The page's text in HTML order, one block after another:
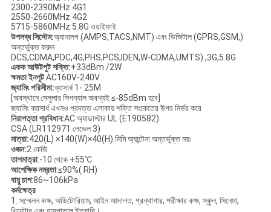
2300-2390MHz 4G1
2550-2660MHz 4G2
5715-5860MHz 5.8G ওয়াইফাই
উপলব্ধ সিস্টেম:অ্যানালগ (AMPS,TACS,NMT) এবং ডিজিটাল (GPRS,GSM,)
অন্তর্ভুক্ত করুন
DCS,CDMA,PDC,4G,PHS,PCS,IDEN,W-CDMA,UMTS) ,3G,5.8G
একক আউটপুট শক্তি:+33dBm /2W
ক্ষমতা ইনপুট:AC160V-240V
জ্যামিং পরিসীমা:ব্যাসার্ধ 1- 25M
[অবস্থানে সেলুলার সিগন্যাল অবশ্যই ≤-85dBm হবে]
জ্যামিং ব্যাসার্ধ এখনও প্রদত্ত এলাকায় শক্তি সংকেতের উপর নির্ভর করে
নিরাপত্তা প্রবিধান:AC অ্যাডাপ্টার UL (E190582)
CSA (LR112971 লেভেল 3)
মাত্রা:420(L) ×140(W)×40(H) মিমি অ্যান্টেনা অন্তর্ভুক্ত নয়৷
ওজন:2 কেজি
তাপমাত্রা:-10 থেকে +55℃
আপেক্ষিক নম্রতা:≤90%( RH)
বায়ু চাপ:86~106kPa
কর্মক্ষেত্র
1. সম্মেলন কক্ষ, অডিটোরিয়াম, আইন আদালত, গ্রন্থাগার, পরীক্ষার কক্ষ, স্কুল, সিনেমা,